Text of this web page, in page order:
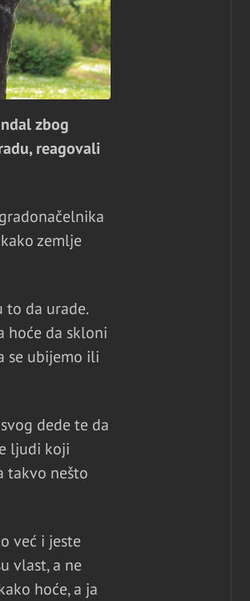
zbog
reagovali
zemlje
to da urade.
hoće da skloni
se ubijemo ili
dede te da
ljudi koji
takvo nešto
već i jeste
vlast, a ne
hoće, a ja